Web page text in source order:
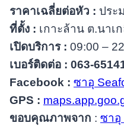
ราคาเฉลี่ยต่อหัว : ประ
ที่ตั้ง : เกาะล้าน ต.นาเ
เปิดบริการ : 09:00 –
เบอร์ติดต่อ : 063-
Facebook : ซาอุ
GPS :
ขอบคุณภาพจาก : ซาอุ